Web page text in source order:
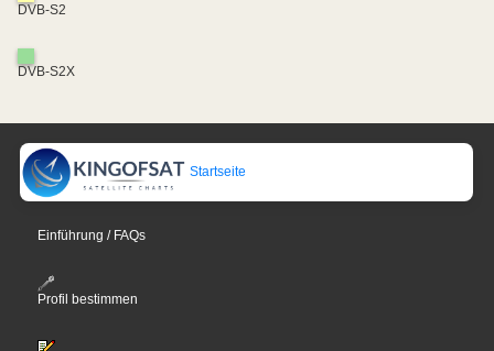
DVB-S2
DVB-S2X
Startseite
Einführung / FAQs
Profil bestimmen